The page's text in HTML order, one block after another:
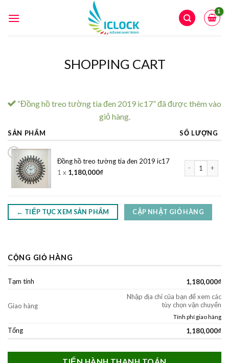
SHOPPING CART
“Đồng hồ treo tường tia đen 2019 ic17” đã được thêm vào
giỏ hàng.
SẢN PHẨM SỐ LƯỢNG
×
Đồng hồ treo tường tia đen 2019 ic17
1 x 1,180,000₫
← TIẾP TỤC XEM SẢN PHẨM CẬP NHẬT GIỎ HÀNG
CỘNG GIỎ HÀNG
Tạm tính 1,180,000₫
Giao hàng
Nhập địa chỉ của bạn để xem các
tùy chọn vận chuyển
Tính phí giao hàng
Tổng 1,180,000₫